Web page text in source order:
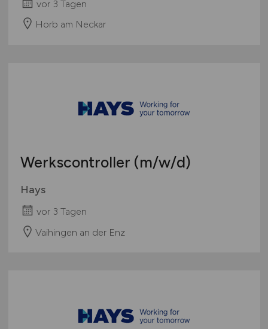
vor 3 Tagen
Horb am Neckar
Werkscontroller (m/w/d)
Hays
vor 3 Tagen
Vaihingen an der Enz